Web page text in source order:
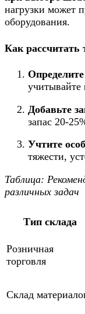
нагрузки может
оборудования.
Как рассчитать
учитывайте
Добавьте
запас 20-
Учтите
тяжести,
Таблица:
различных задач
Тип склада
Розничная
торговля
Склад